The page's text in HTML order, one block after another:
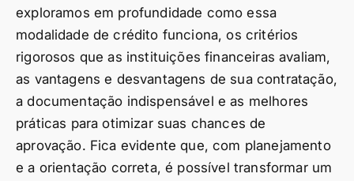
exploramos em profundidade como essa
modalidade de crédito funciona, os critérios
rigorosos que as instituições financeiras avaliam,
as vantagens e desvantagens de sua contratação,
a documentação indispensável e as melhores
práticas para otimizar suas chances de
aprovação. Fica evidente que, com planejamento
e a orientação correta, é possível transformar um